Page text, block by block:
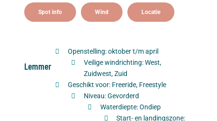
Spot info Wind Locatie
Lemmer
Openstelling: oktober t/m april
Veilige windrichting: West,
Zuidwest, Zuid
Geschikt voor: Freeride, Freestyle
Niveau: Gevorderd
Waterdiepte: Ondiep
Start- en landingszone: